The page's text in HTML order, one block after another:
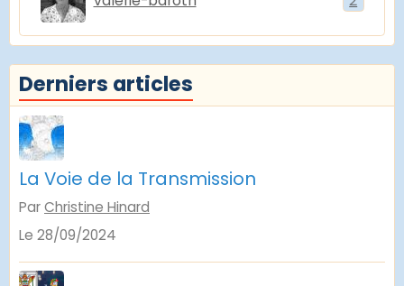
Derniers articles
La Voie de la Transmission
ParChristine Hinard
Le 28/09/2024